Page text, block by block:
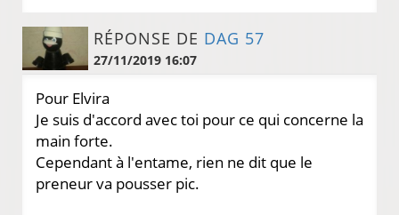
RÉPONSE DE DAG 57
27/11/2019 16:07
Pour Elvira
Je suis d'accord avec toi pour ce qui concerne la
main forte.
Cependant à l'entame, rien ne dit que le
preneur va pousser pic.